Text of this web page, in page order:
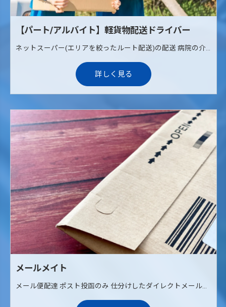
【パート/アルバイト】軽貨物配送ドライバー
詳しく見る
メールメイト